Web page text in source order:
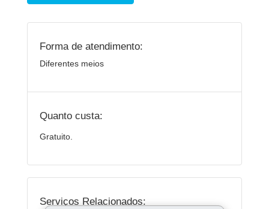
Forma de atendimento:
Diferentes meios
Quanto custa:
Gratuito.
Serviços Relacionados: